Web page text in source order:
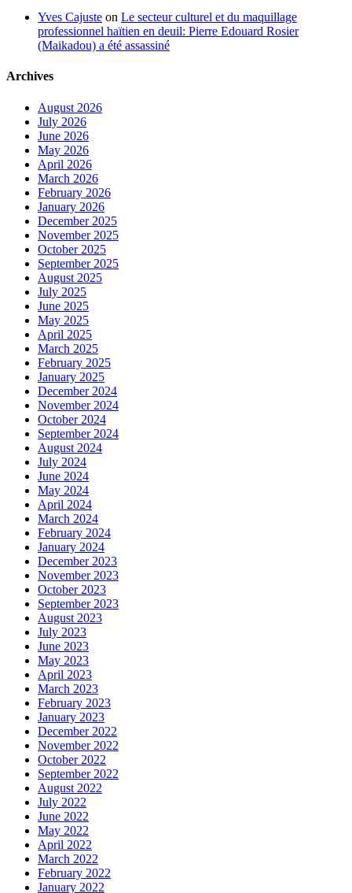
Yves Cajuste on Le secteur culturel et du maquillage
professionnel haïtien en deuil: Pierre Edouard Rosier
(Maikadou) a été assassiné
Archives
August 2026
July 2026
June 2026
May 2026
April 2026
March 2026
February 2026
January 2026
December 2025
November 2025
October 2025
September 2025
August 2025
July 2025
June 2025
May 2025
April 2025
March 2025
February 2025
January 2025
December 2024
November 2024
October 2024
September 2024
August 2024
July 2024
June 2024
May 2024
April 2024
March 2024
February 2024
January 2024
December 2023
November 2023
October 2023
September 2023
August 2023
July 2023
June 2023
May 2023
April 2023
March 2023
February 2023
January 2023
December 2022
November 2022
October 2022
September 2022
August 2022
July 2022
June 2022
May 2022
April 2022
March 2022
February 2022
January 2022